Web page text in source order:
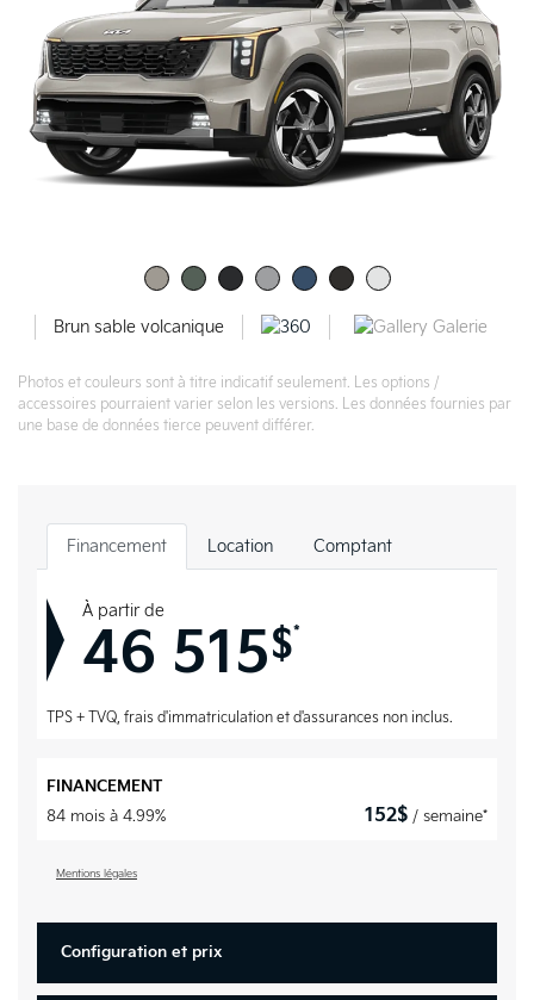
Brun sable volcanique Galerie
Photos et couleurs sont à titre indicatif seulement. Les options /
accessoires pourraient varier selon les versions. Les données fournies par
une base de données tierce peuvent différer.
Financement Location Comptant
À partir de
46 515$*
TPS + TVQ, frais d'immatriculation et d'assurances non inclus.
FINANCEMENT
84 mois à 4.99%
152$ / semaine*
Mentions légales
Configuration et prix